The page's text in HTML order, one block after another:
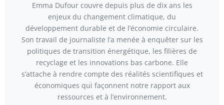
Emma Dufour couvre depuis plus de dix ans les
enjeux du changement climatique, du
développement durable et de l’économie circulaire.
Son travail de journaliste l’a menée à enquêter sur les
politiques de transition énergétique, les filières de
recyclage et les innovations bas carbone. Elle
s’attache à rendre compte des réalités scientifiques et
économiques qui façonnent notre rapport aux
ressources et à l’environnement.